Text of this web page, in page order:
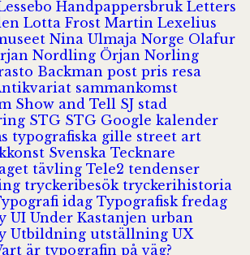
Handpappersbruk Letters
Lotta Frost Martin Lexelius
Nina Ulmaja Norge Olafur
Nordling Örjan Norling
Backman post pris resa
sammankomst
Show and Tell SJ stad
STG STG Google kalender
typografiska gille street art
Svenska Tecknare
tävling Tele2 tendenser
tryckeribesök tryckerihistoria
idag Typografisk fredag
UI Under Kastanjen urban
Utbildning utställning UX
är typografin på väg?